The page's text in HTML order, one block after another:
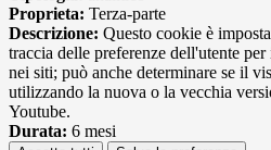
Proprieta: Terza-parte
Descrizione: Questo cookie è
traccia delle preferenze dell'utente
nei siti; può anche determinare se il
utilizzando la nuova o la vecchia
Youtube.
Durata: 6 mesi